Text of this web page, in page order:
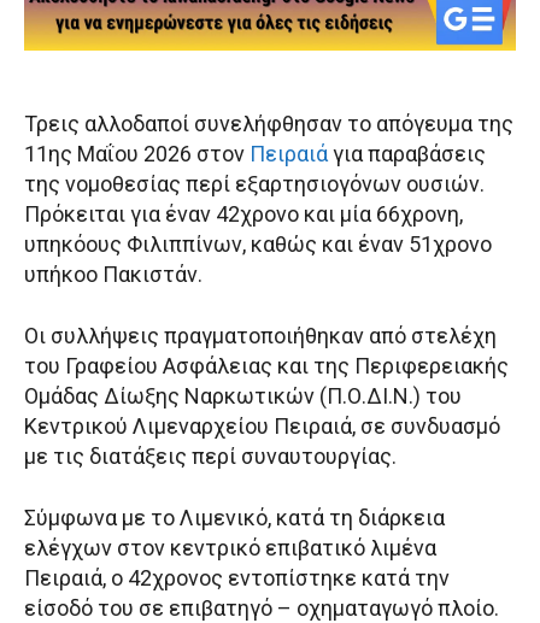
Τρεις αλλοδαποί συνελήφθησαν το απόγευμα της
11ης Μαΐου 2026 στον Πειραιάγια παραβάσεις
της νομοθεσίας περί εξαρτησιογόνων ουσιών.
Πρόκειται για έναν 42χρονο και μία 66χρονη,
υπηκόους Φιλιππίνων, καθώς και έναν 51χρονο
υπήκοο Πακιστάν.
Οι συλλήψεις πραγματοποιήθηκαν από στελέχη
του Γραφείου Ασφάλειας και της Περιφερειακής
Ομάδας Δίωξης Ναρκωτικών (Π.Ο.ΔΙ.Ν.) του
Κεντρικού Λιμεναρχείου Πειραιά, σε συνδυασμό
με τις διατάξεις περί συναυτουργίας.
Σύμφωνα με το Λιμενικό, κατά τη διάρκεια
ελέγχων στον κεντρικό επιβατικό λιμένα
Πειραιά, ο 42χρονος εντοπίστηκε κατά την
είσοδό του σε επιβατηγό – οχηματαγωγό πλοίο.